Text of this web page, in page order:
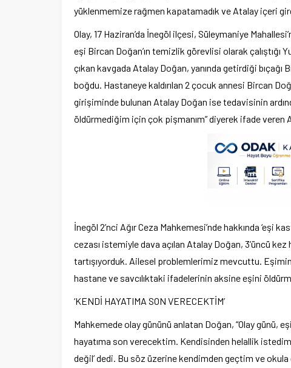
yüklenmemize rağmen kapatamadık ve Atalay içeri
Olay, 17 Haziran’da İnegöl ilçesi, Süleymaniye
eşi Bircan Doğan’ın temizlik görevlisi olarak
çıkan kavgada Atalay Doğan, yanında getirdiği bıçağı
boğdu. Hastaneye kaldırılan 2 çocuk annesi Bircan
girişiminde bulunan Atalay Doğan ise tedavisinin
öldürmediğim için çok pişmanım” diyerek ifade veren
İnegöl 2’nci Ağır Ceza Mahkemesi’nde hakkında ‘eşi
cezası istemiyle dava açılan Atalay Doğan, 3’üncü kez
tartışıyorduk. Ailesel problemlerimiz mevcuttu. Eşimin
hastane ve savcılıktaki ifadelerinin aksine eşini
‘KENDİ HAYATIMA SON VERECEKTİM’
Mahkemede olay gününü anlatan Doğan, “Olay
hayatıma son verecektim. Kendisinden helallik
değil’ dedi. Bu söz üzerine kendimden geçtim ve